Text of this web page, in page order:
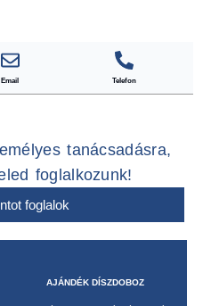
AJÁNDÉK DÍSZDOBOZ
Email Telefon
tanácsadásra,
foglalkozunk!
foglalok